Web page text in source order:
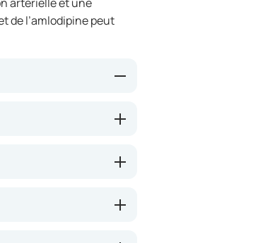
de l’amlodipine peut
de se dilater, ce
thoraciques et